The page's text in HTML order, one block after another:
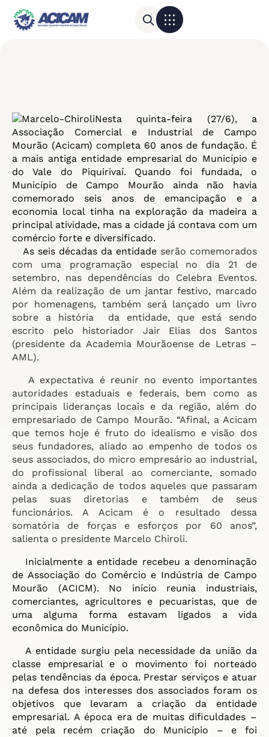
Nesta quinta-feira (27/6), a
Associação Comercial e Industrial de Campo
Mourão (Acicam) completa 60 anos de fundação. É
a mais antiga entidade empresarial do Município e
do Vale do Piquirivaí. Quando foi fundada, o
Município de Campo Mourão ainda não havia
comemorado seis anos de emancipação e a
economia local tinha na exploração da madeira a
principal atividade, mas a cidade já contava com um
comércio forte e diversificado.
As seis décadas da entidade serão comemorados
com uma programação especial no dia 21 de
setembro, nas dependências do Celebra Eventos.
Além da realização de um jantar festivo, marcado
por homenagens, também será lançado um livro
sobre a história da entidade, que está sendo
escrito pelo historiador Jair Elias dos Santos
(presidente da Academia Mourãoense de Letras –
AML).
A expectativa é reunir no evento importantes
autoridades estaduais e federais, bem como as
principais lideranças locais e da região, além do
empresariado de Campo Mourão. “Afinal, a Acicam
que temos hoje é fruto do idealismo e visão dos
seus fundadores, aliado ao empenho de todos os
seus associados, do micro empresário ao industrial,
do profissional liberal ao comerciante, somado
ainda a dedicação de todos aqueles que passaram
pelas suas diretorias e também de seus
funcionários. A Acicam é o resultado dessa
somatória de forças e esforços por 60 anos”,
salienta o presidente Marcelo Chiroli.
Inicialmente a entidade recebeu a denominação
de Associação do Comércio e Indústria de Campo
Mourão (ACICM). No início reunia industriais,
comerciantes, agricultores e pecuaristas, que de
uma alguma forma estavam ligados a vida
econômica do Município.
A entidade surgiu pela necessidade da união da
classe empresarial e o movimento foi norteado
pelas tendências da época. Prestar serviços e atuar
na defesa dos interesses dos associados foram os
objetivos que levaram a criação da entidade
empresarial. A época era de muitas dificuldades –
até pela recém criação do Município – e foi